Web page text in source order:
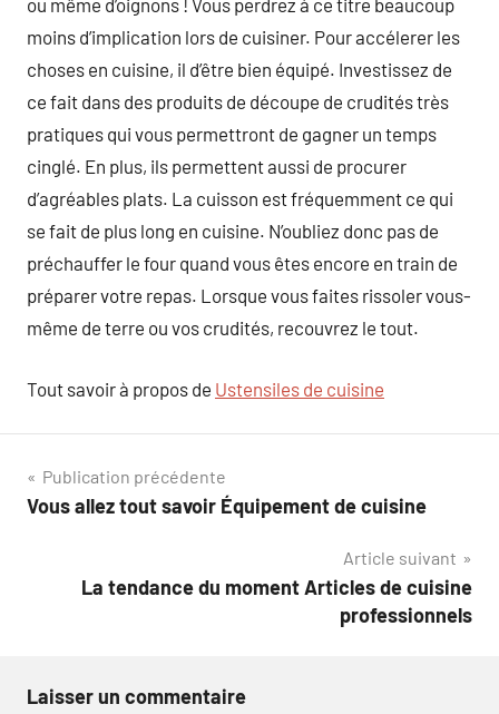
ou même d’oignons ! Vous perdrez à ce titre beaucoup
moins d’implication lors de cuisiner. Pour accélerer les
choses en cuisine, il d’être bien équipé. Investissez de
ce fait dans des produits de découpe de crudités très
pratiques qui vous permettront de gagner un temps
cinglé. En plus, ils permettent aussi de procurer
d’agréables plats. La cuisson est fréquemment ce qui
se fait de plus long en cuisine. N’oubliez donc pas de
préchauffer le four quand vous êtes encore en train de
préparer votre repas. Lorsque vous faites rissoler vous-
même de terre ou vos crudités, recouvrez le tout.
Tout savoir à propos de Ustensiles de cuisine
Navigation
de
Publication précédente
Vous allez tout savoir Équipement de cuisine
Article suivant
La tendance du moment Articles de cuisine
professionnels
Laisser un commentaire